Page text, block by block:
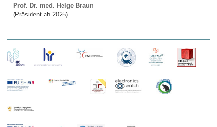
Prof. Dr. med. Helge Braun
(Präsident ab 2025)